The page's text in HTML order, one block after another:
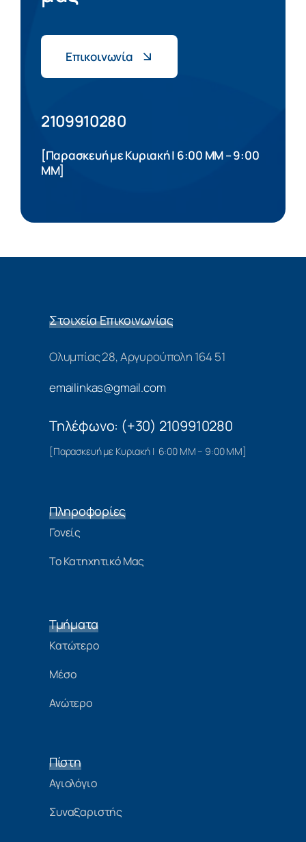
Επικοινωνία
2109910280
[Παρασκευή με Κυριακή | 6:00 ΜΜ – 9:00
ΜΜ]
Στοιχεία Επικοινωνίας
Ολυμπίας 28, Αργυρούπολη 164 51
emailinkas@gmail.com
Τηλέφωνο: (+30) 2109910280
[Παρασκευή με Κυριακή | 6:00 ΜΜ – 9:00 ΜΜ]
Πληροφορίες
Γονείς
Το Κατηχητικό Μας
Τμήματα
Κατώτερο
Μέσο
Ανώτερο
Πίστη
Αγιολόγιο
Συναξαριστής